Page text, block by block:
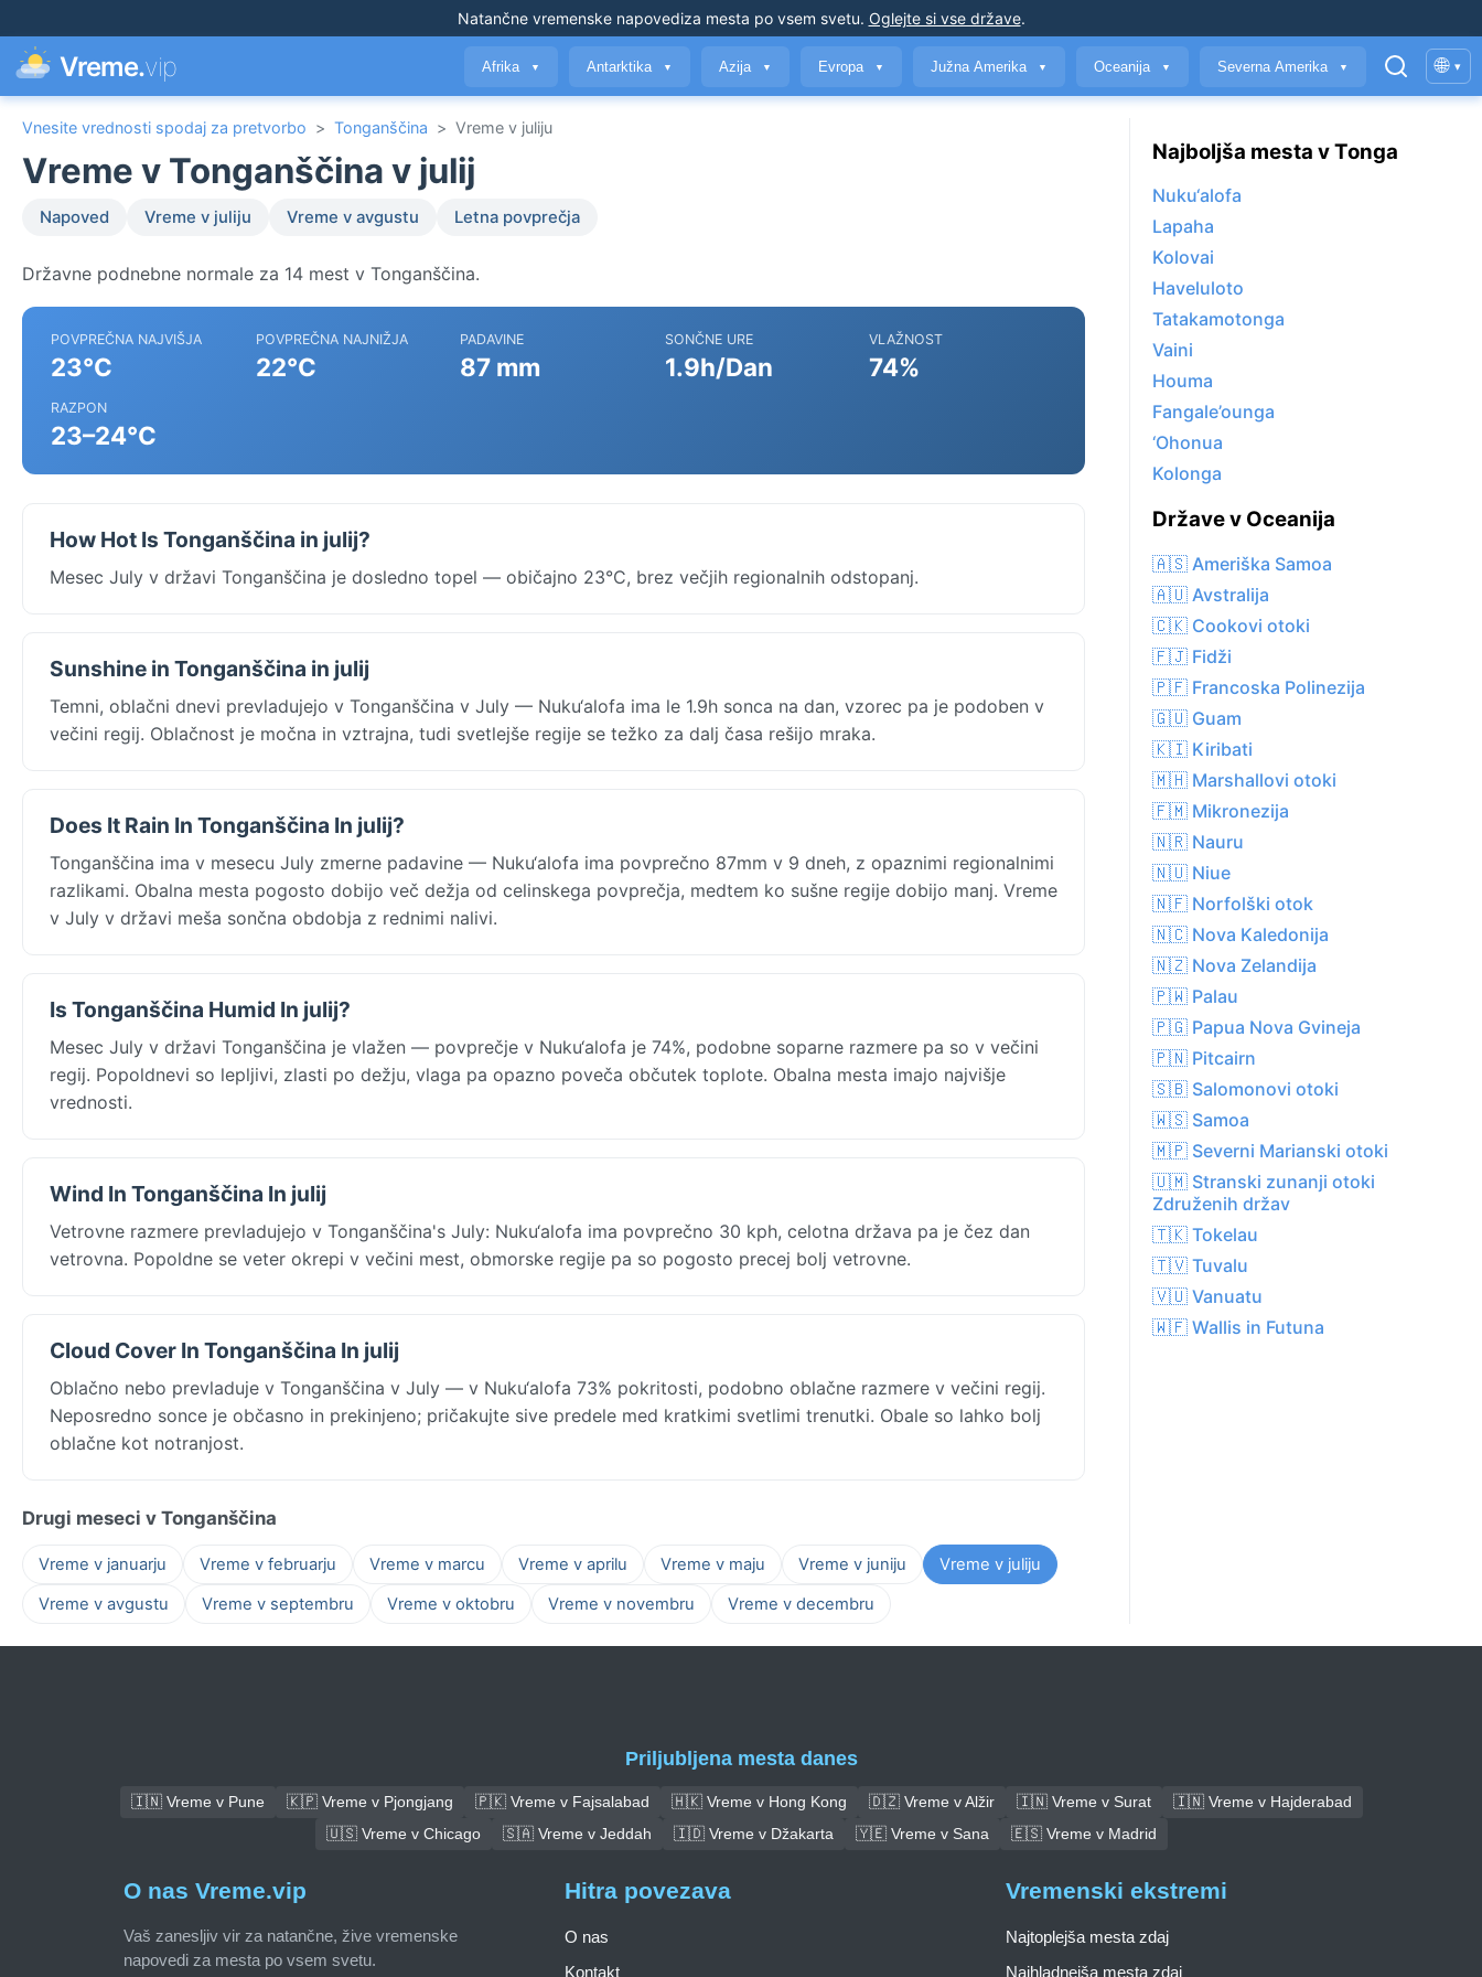
Natančne vremenske napovediza mesta po vsem svetu. Oglejte si vse države.
Vreme.vip Afrika ▼ Antarktika ▼ Azija ▼ Evropa ▼ Južna Amerika ▼ Oceanija ▼ Severna Amerika ▼ 🌐 ▾
Vnesite vrednosti spodaj za pretvorbo > Tonganščina > Vreme v juliju
Vreme v Tonganščina v julij
Napoved Vreme v juliju Vreme v avgustu Letna povprečja
Državne podnebne normale za 14 mest v Tonganščina.
POVPREČNA NAJVIŠJA
23°C
POVPREČNA NAJNIŽJA
22°C
PADAVINE
87 mm
SONČNE URE
1.9h/Dan
VLAŽNOST
74%
RAZPON
23–24°C
How Hot Is Tonganščina in julij?
Mesec July v državi Tonganščina je dosledno topel — običajno 23°C, brez večjih regionalnih odstopanj.
Sunshine in Tonganščina in julij
Temni, oblačni dnevi prevladujejo v Tonganščina v July — Nuku‘alofa ima le 1.9h sonca na dan, vzorec pa je podoben v
večini regij. Oblačnost je močna in vztrajna, tudi svetlejše regije se težko za dalj časa rešijo mraka.
Does It Rain In Tonganščina In julij?
Tonganščina ima v mesecu July zmerne padavine — Nuku‘alofa ima povprečno 87mm v 9 dneh, z opaznimi regionalnimi
razlikami. Obalna mesta pogosto dobijo več dežja od celinskega povprečja, medtem ko sušne regije dobijo manj. Vreme
v July v državi meša sončna obdobja z rednimi nalivi.
Is Tonganščina Humid In julij?
Mesec July v državi Tonganščina je vlažen — povprečje v Nuku‘alofa je 74%, podobne soparne razmere pa so v večini
regij. Popoldnevi so lepljivi, zlasti po dežju, vlaga pa opazno poveča občutek toplote. Obalna mesta imajo najvišje
vrednosti.
Wind In Tonganščina In julij
Vetrovne razmere prevladujejo v Tonganščina's July: Nuku‘alofa ima povprečno 30 kph, celotna država pa je čez dan
vetrovna. Popoldne se veter okrepi v večini mest, obmorske regije pa so pogosto precej bolj vetrovne.
Cloud Cover In Tonganščina In julij
Oblačno nebo prevladuje v Tonganščina v July — v Nuku‘alofa 73% pokritosti, podobno oblačne razmere v večini regij.
Neposredno sonce je občasno in prekinjeno; pričakujte sive predele med kratkimi svetlimi trenutki. Obale so lahko bolj
oblačne kot notranjost.
Drugi meseci v Tonganščina
Vreme v januarju Vreme v februarju Vreme v marcu Vreme v aprilu Vreme v maju Vreme v juniju
Vreme v juliju
Vreme v avgustu
Vreme v septembru Vreme v oktobru Vreme v novembru Vreme v decembru
Najboljša mesta v Tonga
Nuku‘alofa
Lapaha
Kolovai
Haveluloto
Tatakamotonga
Vaini
Houma
Fangale’ounga
‘Ohonua
Kolonga
Države v Oceanija
🇦🇸 Ameriška Samoa
🇦🇺 Avstralija
🇨🇰 Cookovi otoki
🇫🇯 Fidži
🇵🇫 Francoska Polinezija
🇬🇺 Guam
🇰🇮 Kiribati
🇲🇭 Marshallovi otoki
🇫🇲 Mikronezija
🇳🇷 Nauru
🇳🇺 Niue
🇳🇫 Norfolški otok
🇳🇨 Nova Kaledonija
🇳🇿 Nova Zelandija
🇵🇼 Palau
🇵🇬 Papua Nova Gvineja
🇵🇳 Pitcairn
🇸🇧 Salomonovi otoki
🇼🇸 Samoa
🇲🇵 Severni Marianski otoki
🇺🇲 Stranski zunanji otoki
Združenih držav
🇹🇰 Tokelau
🇹🇻 Tuvalu
🇻🇺 Vanuatu
🇼🇫 Wallis in Futuna
Priljubljena mesta danes
🇮🇳 Vreme v Pune 🇰🇵 Vreme v Pjongjang 🇵🇰 Vreme v Fajsalabad 🇭🇰 Vreme v Hong Kong 🇩🇿 Vreme v Alžir 🇮🇳 Vreme v Surat
🇮🇳 Vreme v Hajderabad
🇺🇸 Vreme v Chicago
🇸🇦 Vreme v Jeddah 🇮🇩 Vreme v Džakarta 🇾🇪 Vreme v Sana 🇪🇸 Vreme v Madrid
O nas Vreme.vip
Vaš zanesljiv vir za natančne, žive vremenske
napovedi za mesta po vsem svetu.
Hitra povezava
O nas
Kontakt
Vremenski ekstremi
Najtoplejša mesta zdaj
Najhladnejša mesta zdaj